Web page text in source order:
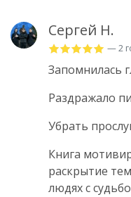
Сергей Н.
— 2
Запомнилась
Раздражало
Убрать
Книга
раскрытие
людях с